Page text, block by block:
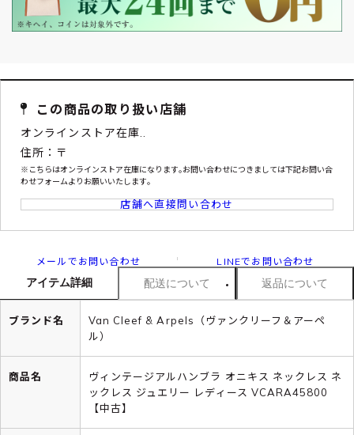
この商品の取り扱い店舗
オンラインストア在庫..
住所：〒
※こちらはオンラインストア在庫になります｡お問い合わせにつきましては下記お問い合
わせフォームよりお願いいたします｡
店舗へ直接問い合わせ
メールでお問い合わせ LINEでお問い合わせ
アイテム詳細 配送について 返品について
ブランド名
Van Cleef & Arpels（ヴァンクリーフ＆アーペ
ル）
商品名
ヴィンテージアルハンブラ オニキス ネックレス ネ
ックレス ジュエリー レディース VCARA45800
【中古】